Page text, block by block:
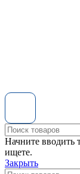
Начните вводить
ищете.
Закрыть